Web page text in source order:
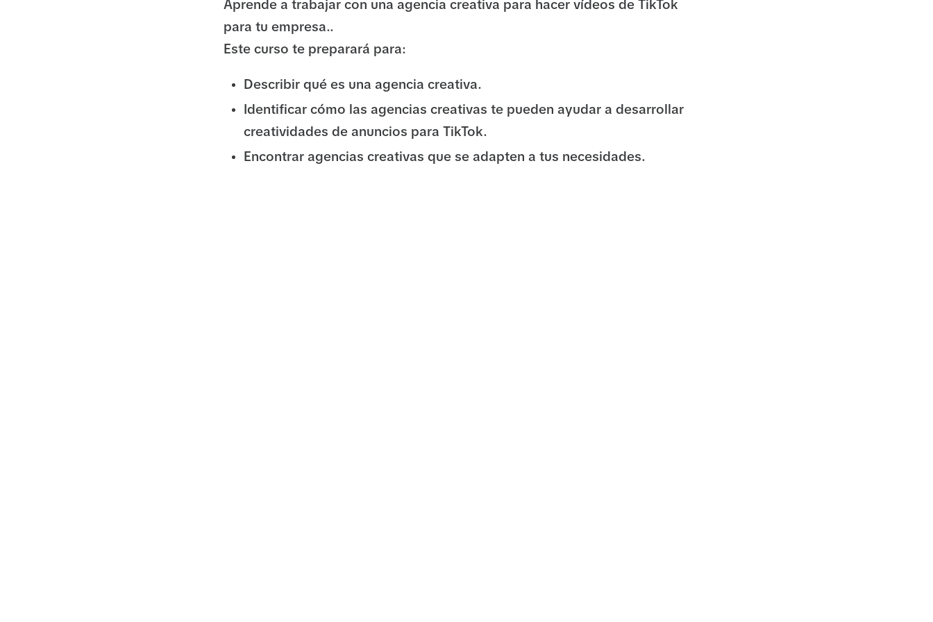
Aprende a trabajar con una agencia creativa para hacer vídeos de TikTok
para tu empresa..
Este curso te preparará para:
Describir qué es una agencia creativa.
Identificar cómo las agencias creativas te pueden ayudar a desarrollar
creatividades de anuncios para TikTok.
Encontrar agencias creativas que se adapten a tus necesidades.